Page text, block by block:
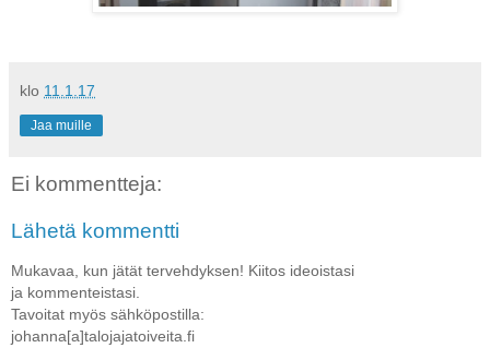
klo 11.1.17
Jaa muille
Ei kommentteja:
Lähetä kommentti
Mukavaa, kun jätät tervehdyksen! Kiitos ideoistasi
ja kommenteistasi.
Tavoitat myös sähköpostilla:
johanna[a]talojajatoiveita.fi